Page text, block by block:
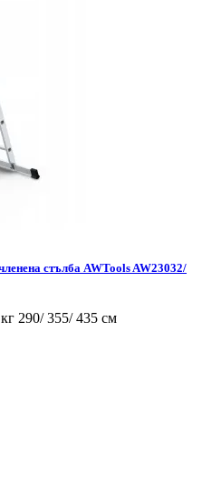
стълба AWTools AW23032/
290/ 355/ 435 см